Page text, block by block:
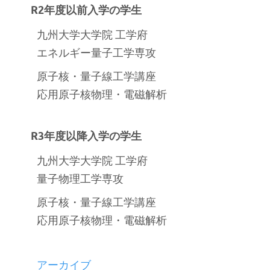
R2年度以前入学の学生
九州大学大学院 工学府
エネルギー量子工学専攻
原子核・量子線工学講座
応用原子核物理・電磁解析
R3年度以降入学の学生
九州大学大学院 工学府
量子物理工学専攻
原子核・量子線工学講座
応用原子核物理・電磁解析
アーカイブ